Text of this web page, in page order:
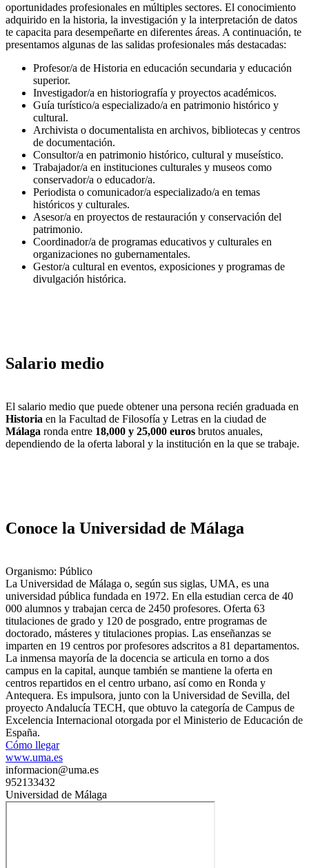
oportunidades profesionales en múltiples sectores. El conocimiento
adquirido en la historia, la investigación y la interpretación de datos
te capacita para desempeñarte en diferentes áreas. A continuación, te
presentamos algunas de las salidas profesionales más destacadas:
Profesor/a de Historia en educación secundaria y educación
superior.
Investigador/a en historiografía y proyectos académicos.
Guía turístico/a especializado/a en patrimonio histórico y
cultural.
Archivista o documentalista en archivos, bibliotecas y centros
de documentación.
Consultor/a en patrimonio histórico, cultural y museístico.
Trabajador/a en instituciones culturales y museos como
conservador/a o educador/a.
Periodista o comunicador/a especializado/a en temas
históricos y culturales.
Asesor/a en proyectos de restauración y conservación del
patrimonio.
Coordinador/a de programas educativos y culturales en
organizaciones no gubernamentales.
Gestor/a cultural en eventos, exposiciones y programas de
divulgación histórica.
Salario medio
El salario medio que puede obtener una persona recién graduada en
Historia en la Facultad de Filosofía y Letras en la ciudad de
Málaga ronda entre 18,000 y 25,000 euros brutos anuales,
dependiendo de la oferta laboral y la institución en la que se trabaje.
Conoce la Universidad de Málaga
Organismo: Público
La Universidad de Málaga o, según sus siglas, UMA, es una
universidad pública fundada en 1972. En ella estudian cerca de 40
000 alumnos y trabajan cerca de 2450 profesores. Oferta 63
titulaciones de grado y 120 de posgrado, entre programas de
doctorado, másteres y titulaciones propias. Las enseñanzas se
imparten en 19 centros por profesores adscritos a 81 departamentos.
La inmensa mayoría de la docencia se articula en torno a dos
campus en la capital, aunque también se mantiene la oferta en
centros repartidos en el centro urbano, así como en Ronda y
Antequera. Es impulsora, junto con la Universidad de Sevilla, del
proyecto Andalucía TECH, que obtuvo la categoría de Campus de
Excelencia Internacional otorgada por el Ministerio de Educación de
España.
Cómo llegar
www.uma.es
informacion@uma.es
952133432
Universidad de Málaga